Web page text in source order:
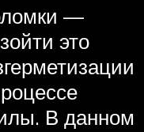
—
это
В данном